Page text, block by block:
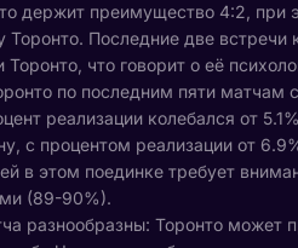
держит преимущество 4:2, при
Торонто. Последние две встречи
что говорит о её
по последним пяти матчам
реализации колебался от
с процентом реализации от
в этом поединке требует
(89-90%).
разнообразны: Торонто может